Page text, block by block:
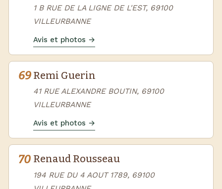
1 B RUE DE LA LIGNE DE L'EST, 69100
VILLEURBANNE
Avis et photos →
69 Remi Guerin
41 RUE ALEXANDRE BOUTIN, 69100
VILLEURBANNE
Avis et photos →
70 Renaud Rousseau
194 RUE DU 4 AOUT 1789, 69100